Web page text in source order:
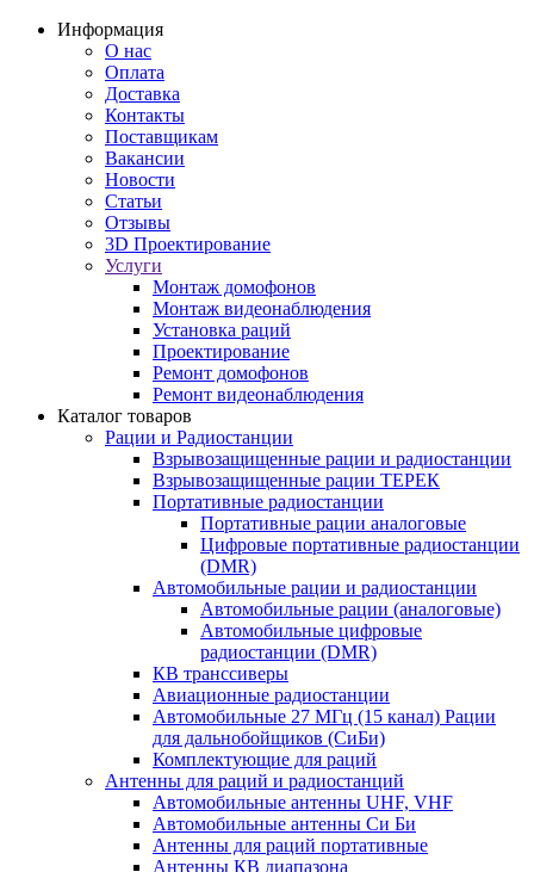
Информация
О нас
Оплата
Доставка
Контакты
Поставщикам
Вакансии
Новости
Статьи
Отзывы
3D Проектирование
Услуги
Монтаж домофонов
Монтаж видеонаблюдения
Установка раций
Проектирование
Ремонт домофонов
Ремонт видеонаблюдения
Каталог товаров
Рации и Радиостанции
Взрывозащищенные рации и радиостанции
Взрывозащищенные рации ТЕРЕК
Портативные радиостанции
Портативные рации аналоговые
Цифровые портативные радиостанции
(DMR)
Автомобильные рации и радиостанции
Автомобильные рации (аналоговые)
Автомобильные цифровые
радиостанции (DMR)
КВ транссиверы
Авиационные радиостанции
Автомобильные 27 МГц (15 канал) Рации
для дальнобойщиков (СиБи)
Комплектующие для раций
Антенны для раций и радиостанций
Автомобильные антенны UHF, VHF
Автомобильные антенны Си Би
Антенны для раций портативные
Антенны КВ диапазона